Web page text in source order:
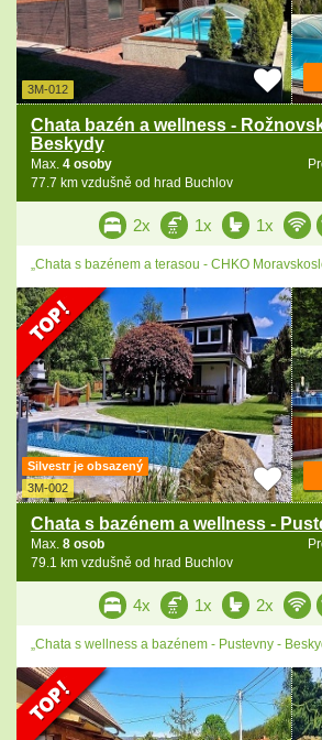
3M-012
Chata bazén a wellness -
Beskydy
Max. 4 osoby
77.7 km vzdušně od hrad Buchlov
2x 1x 1x
„Chata s bazénem a terasou - CHKO
Silvestr je obsazený
3M-002
Chata s bazénem a wellness -
Max. 8 osob
79.1 km vzdušně od hrad Buchlov
4x 1x 2x
„Chata s wellness a bazénem - Pustevny -